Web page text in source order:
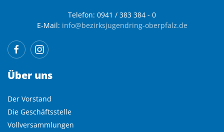
Telefon: 0941 / 383 384 - 0
E-Mail: info@bezirksjugendring-oberpfalz.de
Über uns
Der Vorstand
Die Geschäftsstelle
Vollversammlungen